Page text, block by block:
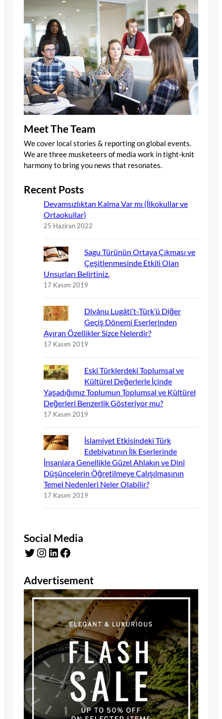
Meet The Team
We cover local stories & reporting on global events.
We are three musketeers of media work in tight-knit
harmony to bring you news that resonates.
Recent Posts
Devamsızlıktan Kalma Var mı (İlkokullar ve
Ortaokullar)
25 Haziran 2022
Sagu Türünün Ortaya Çıkması ve
Çeşitlenmesinde Etkili Olan
Unsurları Belirtiniz.
17 Kasım 2019
Dîvânu Lugâti’t-Türk’ü Diğer
Geçiş Dönemi Eserlerinden
Ayıran Özellikler Sizce Nelerdir?
17 Kasım 2019
Eski Türklerdeki Toplumsal ve
Kültürel Değerlerle İçinde
Yaşadığımız Toplumun Toplumsal ve Kültürel
Değerleri Benzerlik Gösteriyor mu?
17 Kasım 2019
İslamiyet Etkisindeki Türk
Edebiyatının İlk Eserlerinde
İnsanlara Genellikle Güzel Ahlakın ve Dinî
Düşüncelerin Öğretilmeye Çalışılmasının
Temel Nedenleri Neler Olabilir?
17 Kasım 2019
Social Media
Twitter Instagram LinkedIn Facebook
Advertisement